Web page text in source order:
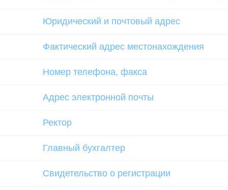
Юридический и почтовый адрес
Фактический адрес местонахождения
Номер телефона, факса
Адрес электронной почты
Ректор
Главный бухгалтер
Свидетельство о регистрации